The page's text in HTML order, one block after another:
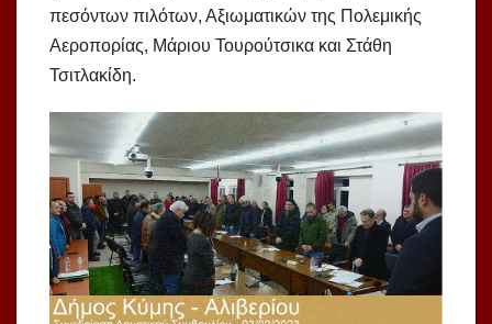
πεσόντων πιλότων, Αξιωματικών της Πολεμικής
Αεροπορίας, Μάριου Τουρούτσικα και Στάθη
Τσιτλακίδη.